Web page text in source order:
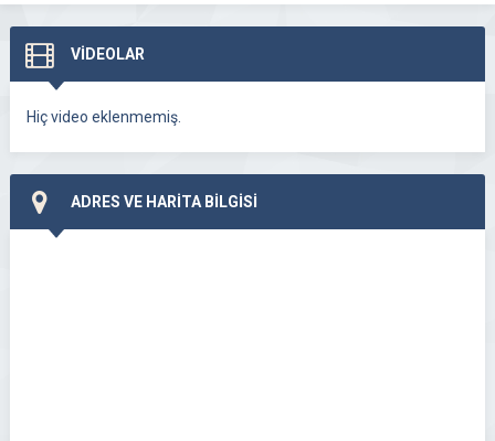
VİDEOLAR
Hiç video eklenmemiş.
ADRES VE HARİTA BİLGİSİ